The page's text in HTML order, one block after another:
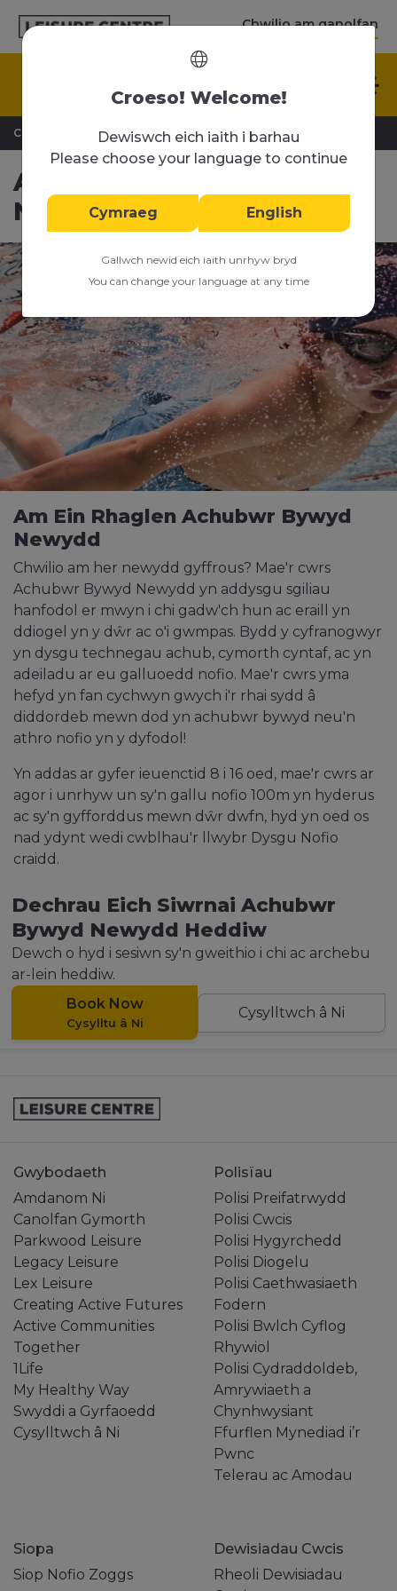
Chwilio am ganolfan
Cartref Gwersi nofio > Cyrsiau Achubwr
Achubwr Bywyd
Newydd
Am Ein Rhaglen Achubwr Bywyd
Newydd
Chwilio am her newydd gyffrous? Mae'r cwrs
Achubwr Bywyd Newydd yn addysgu sgiliau
hanfodol er mwyn i chi gadw'ch hun ac eraill yn
ddiogel yn y dŵr ac o'i gwmpas. Bydd y cyfranogwyr
yn dysgu technegau achub, cymorth cyntaf, ac yn
adeiladu ar eu galluoedd nofio. Mae'r cwrs yma
hefyd yn fan cychwyn gwych i'r rhai sydd â
diddordeb mewn dod yn achubwr bywyd neu'n
athro nofio yn y dyfodol!
Yn addas ar gyfer ieuenctid 8 i 16 oed, mae'r cwrs ar
agor i unrhyw un sy'n gallu nofio 100m yn hyderus
ac sy'n gyfforddus mewn dŵr dwfn, hyd yn oed os
nad ydynt wedi cwblhau'r llwybr Dysgu Nofio
craidd.
Dechrau Eich Siwrnai Achubwr
Bywyd Newydd Heddiw
Dewch o hyd i sesiwn sy'n gweithio i chi ac archebu
ar-lein heddiw.
Book Now
Cysylltu â Ni
Cysylltwch â Ni
Gwybodaeth
Amdanom Ni
Canolfan Gymorth
Parkwood Leisure
Legacy Leisure
Lex Leisure
Creating Active Futures
Active Communities
Together
1Life
My Healthy Way
Swyddi a Gyrfaoedd
Cysylltwch â Ni
Polisïau
Polisi Preifatrwydd
Polisi Cwcis
Polisi Hygyrchedd
Polisi Diogelu
Polisi Caethwasiaeth
Fodern
Polisi Bwlch Cyflog
Rhywiol
Polisi Cydraddoldeb,
Amrywiaeth a
Chynhwysiant
Ffurflen Mynediad i’r
Pwnc
Telerau ac Amodau
Siopa
Siop Nofio Zoggs
Dewisiadau Cwcis
Rheoli Dewisiadau
Croeso! Welcome!
Dewiswch eich iaith i barhau
Please choose your language to continue
Cymraeg English
Gallwch newid eich iaith unrhyw bryd
You can change your language at any time